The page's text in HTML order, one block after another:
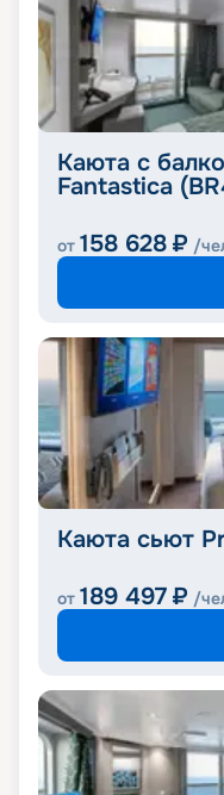
Каюта с
Fantastica
от 158 628 ₽ /
Каюта сьют
от 189 497 ₽ /